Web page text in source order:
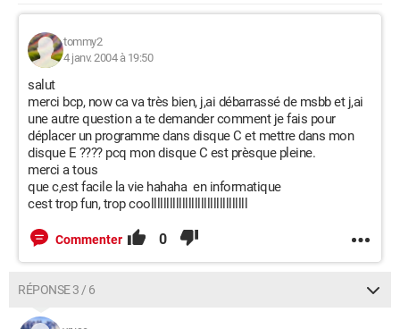
tommy2
4 janv. 2004 à 19:50
salut
merci bcp, now ca va très bien, j,ai débarrassé de msbb et j,ai
une autre question a te demander comment je fais pour
déplacer un programme dans disque C et mettre dans mon
disque E ???? pcq mon disque C est prèsque pleine.
merci a tous
que c,est facile la vie hahaha en informatique
cest trop fun, trop coolllllllllllllllllllllllllllllll
Commenter 0
RÉPONSE 3 / 6